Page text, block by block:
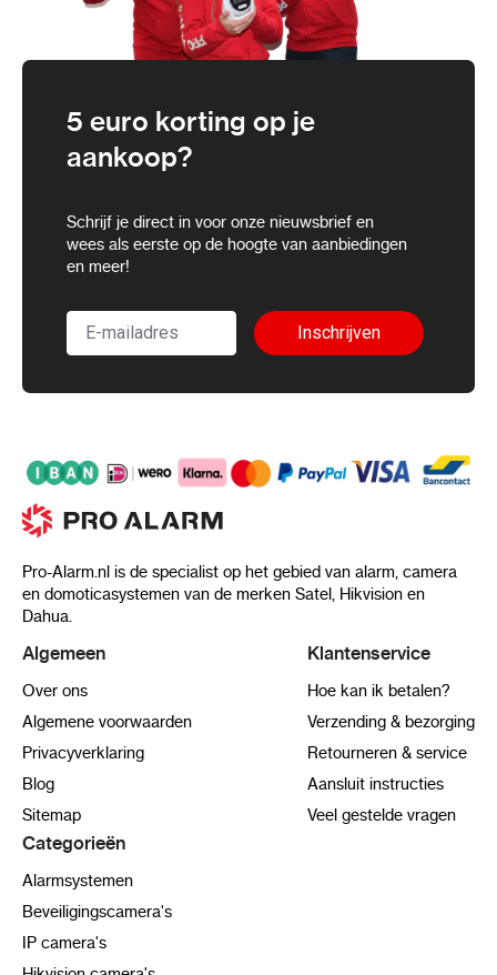
5 euro korting op je
aankoop?
Schrijf je direct in voor onze nieuwsbrief en
wees als eerste op de hoogte van aanbiedingen
en meer!
Inschrijven
Pro-Alarm.nl is de specialist op het gebied van alarm, camera
en domoticasystemen van de merken Satel, Hikvision en
Dahua.
Algemeen
Over ons
Algemene voorwaarden
Privacyverklaring
Blog
Sitemap
Klantenservice
Hoe kan ik betalen?
Verzending & bezorging
Retourneren & service
Aansluit instructies
Veel gestelde vragen
Categorieën
Alarmsystemen
Beveiligingscamera's
IP camera's